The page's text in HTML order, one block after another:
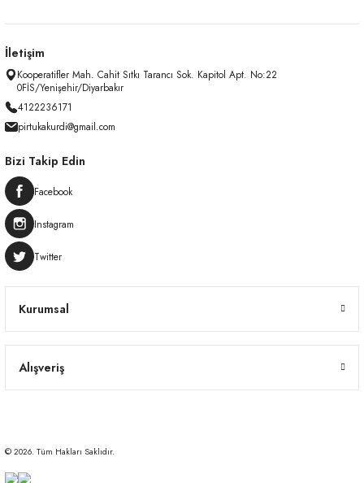
İletişim
Kooperatifler Mah. Cahit Sıtkı Tarancı Sok. Kapitol Apt. No:22
0FİS/Yenişehir/Diyarbakır
4122236171
pirtukakurdi@gmail.com
Kurumsal
Alışveriş
Bizi Takip Edin
Facebook
Instagram
Twitter
© 2026. Tüm Hakları Saklıdır.